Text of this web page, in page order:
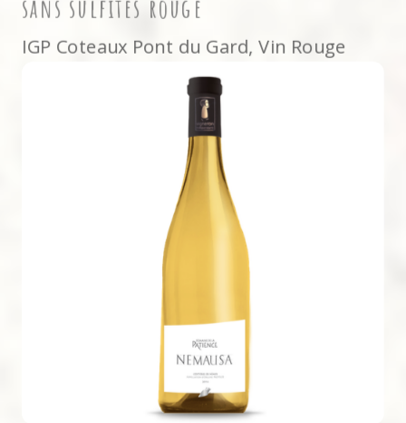
sans sulfites rouge
IGP Coteaux Pont du Gard,Vin Rouge